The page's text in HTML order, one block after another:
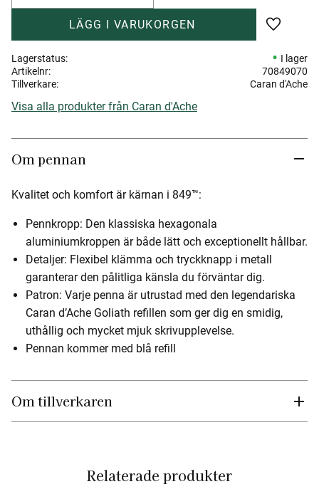
Lägg till
Lagerstatus
I lager
Artikelnr
70849070
Tillverkare
Caran d'Ache
Visa alla produkter från Caran d'Ache
Om pennan
Kvalitet och komfort är kärnan i 849™:
Pennkropp: Den klassiska hexagonala
aluminiumkroppen är både lätt och exceptionellt hållbar.
Detaljer: Flexibel klämma och tryckknapp i metall
garanterar den pålitliga känsla du förväntar dig.
Patron: Varje penna är utrustad med den legendariska
Caran d’Ache Goliath refillen som ger dig en smidig,
uthållig och mycket mjuk skrivupplevelse.
Pennan kommer med blå refill
Om tillverkaren
Relaterade produkter